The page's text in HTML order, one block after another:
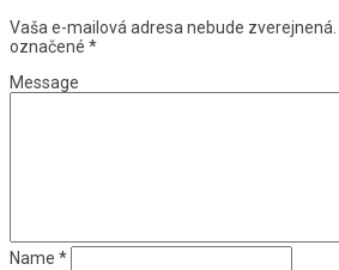
Vaša e-mailová adresa nebude zverejnená.
označené *
Message
Name *